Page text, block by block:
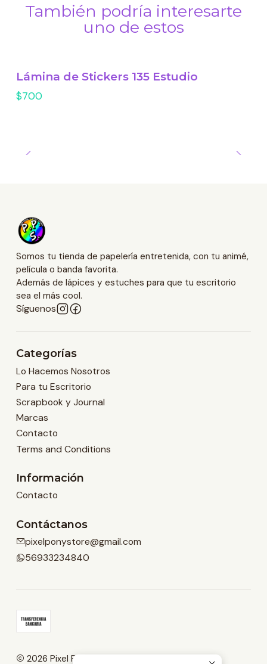
También podría interesarte
uno de estos
Lámina de Stickers 135 Estudio
$700
Somos tu tienda de papelería entretenida, con tu animé,
película o banda favorita.
Además de lápices y estuches para que tu escritorio
sea el más cool.
Síguenos
Categorías
Lo Hacemos Nosotros
Para tu Escritorio
Scrapbook y Journal
Marcas
Contacto
Terms and Conditions
Información
Contacto
Contáctanos
pixelponystore@gmail.com
56933234840
2026 Pixel Pony Store.